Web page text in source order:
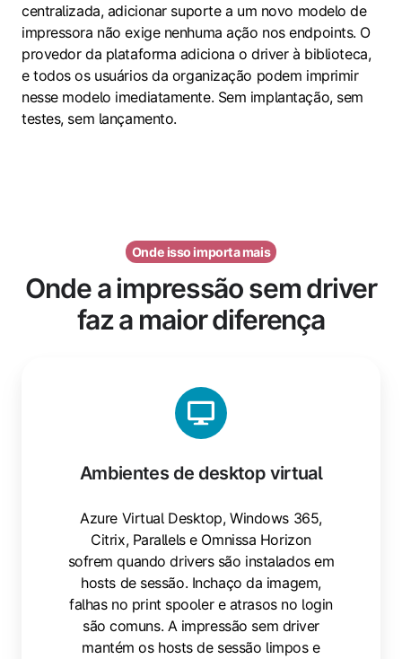
centralizada, adicionar suporte a um novo modelo de
impressora não exige nenhuma ação nos endpoints. O
provedor da plataforma adiciona o driver à biblioteca,
e todos os usuários da organização podem imprimir
nesse modelo imediatamente. Sem implantação, sem
testes, sem lançamento.
Onde isso importa mais
Onde a impressão sem driver
faz a maior diferença
Ambientes de desktop virtual
Azure Virtual Desktop, Windows 365,
Citrix, Parallels e Omnissa Horizon
sofrem quando drivers são instalados em
hosts de sessão. Inchaço da imagem,
falhas no print spooler e atrasos no login
são comuns. A impressão sem driver
mantém os hosts de sessão limpos e
de
desktop
virtual